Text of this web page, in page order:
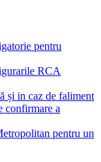
pentru
RCA
și in caz de faliment
confirmare a
pentru un